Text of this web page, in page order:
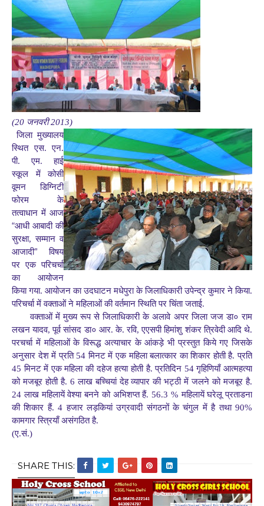
(20 जनवरी 2013)
जिला मुख्यालय
स्थित एस. एन.
पी. एम. हाई
स्कूल में कोसी
वूमन डिग्निटी
फोरम के
तत्वाधान में आज
“आधी आबादी की
सुरक्षा, सम्मान व
आजादी” विषय
पर एक परिचर्चा
का आयोजन
किया गया. आयोजन का उदघाटन मधेपुरा के जिलाधिकारी उपेन्द्र कुमार ने किया.
परिचर्चा में वक्ताओं ने महिलाओं की वर्तमान स्थिति पर चिंता जताई.
वक्ताओं में मुख्य रूप से जिलाधिकारी के अलावे अपर जिला जज डा० राम
लखन यादव, पूर्व सांसद डा० आर. के. रवि, एएसपी हिमांशु शंकर त्रिवेदी आदि थे.
परचर्चा में महिलाओं के विरूद्ध अत्याचार के आंकड़े भी प्रस्तुत किये गए जिसके
अनुसार देश में प्रति 54 मिनट में एक महिला बलात्कार का शिकार होती है. प्रति
45 मिनट में एक महिला की दहेज हत्या होती है. प्रतिदिन 54 गृहिणियाँ आत्महत्या
को मजबूर होती है. 6 लाख बच्चियां देह व्यापार की भट्ठी में जलने को मजबूर है.
24 लाख महिलायें वेश्या बनने को अभिशप्त हैं. 56.3 % महिलायें घरेलू प्रताडना
की शिकार हैं. 4 हजार लड़कियां उग्रवादी संगठनों के चंगुल में है तथा 90%
कामगार स्त्रियाँ असंगठित है.
(ए.सं.)
SHARE THIS: